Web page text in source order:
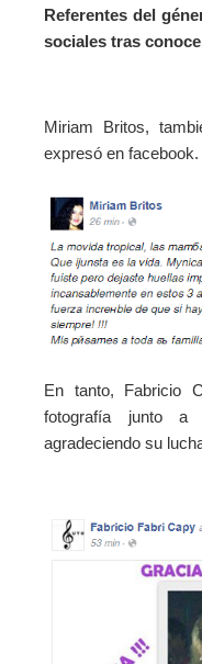
Referentes del
sociales tras
Miriam Britos,
expresó en facebook.
En tanto, Fabricio
fotografía junto a
agradeciendo su